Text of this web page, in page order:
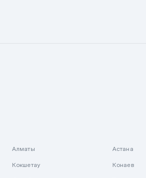
Алматы Астана
Кокшетау Конаев